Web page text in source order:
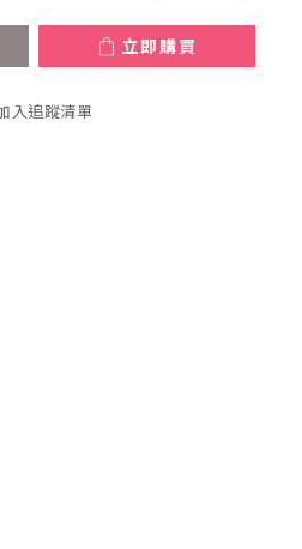
立即購買
入追蹤清單